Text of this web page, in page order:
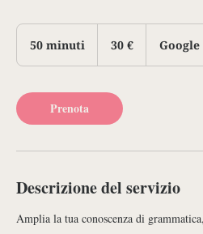
50 minuti
i
n
u
i
30 € Google
Prenota
Descrizione del servizio
Amplia la tua conoscenza di